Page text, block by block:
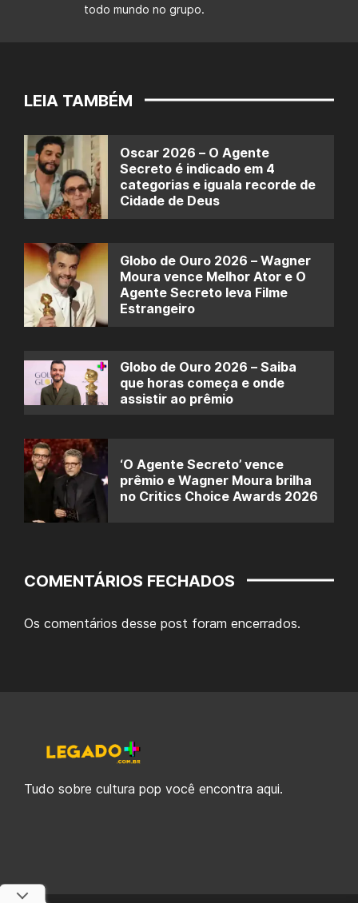
todo mundo no grupo.
LEIA TAMBÉM
Oscar 2026 – O Agente
Secreto é indicado em 4
categorias e iguala recorde de
Cidade de Deus
Globo de Ouro 2026 – Wagner
Moura vence Melhor Ator e O
Agente Secreto leva Filme
Estrangeiro
Globo de Ouro 2026 – Saiba
que horas começa e onde
assistir ao prêmio
‘O Agente Secreto’ vence
prêmio e Wagner Moura brilha
no Critics Choice Awards 2026
COMENTÁRIOS FECHADOS
Os comentários desse post foram encerrados.
Tudo sobre cultura pop você encontra aqui.